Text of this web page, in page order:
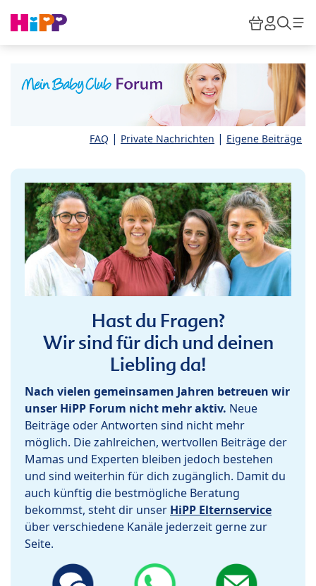
HiPP
FAQ | Private Nachrichten | Eigene Beiträge
Hast du Fragen?
Wir sind für dich und deinen
Liebling da!
Nach vielen gemeinsamen Jahren betreuen wir
unser HiPP Forum nicht mehr aktiv. Neue
Beiträge oder Antworten sind nicht mehr
möglich. Die zahlreichen, wertvollen Beiträge der
Mamas und Experten bleiben jedoch bestehen
und sind weiterhin für dich zugänglich. Damit du
auch künftig die bestmögliche Beratung
bekommst, steht dir unser HiPP Elternservice
über verschiedene Kanäle jederzeit gerne zur
Seite.